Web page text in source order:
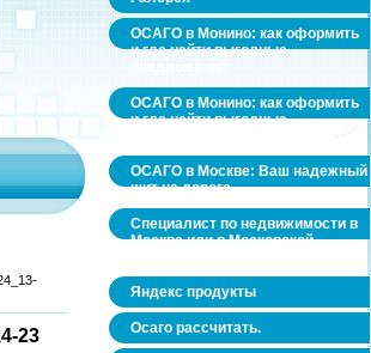
23
ОСАГО в Монино: как оформить
и где найти выгодные
ОСАГО в Монино: как оформить
и где найти выгодные
ОСАГО в Москве: Ваш надежный
щит на дороге
Специалист по недвижимости в
Москве или в Московской
Яндекс продукты
Осаго рассчитать.